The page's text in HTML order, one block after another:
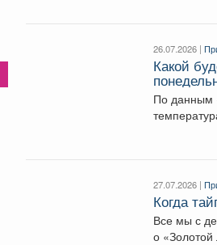
26.07.2026 |
Какой
По данным «Гисметео»,
27.07.2026 |
Когда
Все мы с
о